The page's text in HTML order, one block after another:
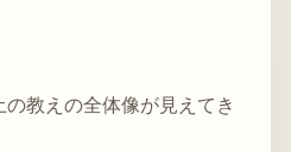
教えの全体像が見えてき